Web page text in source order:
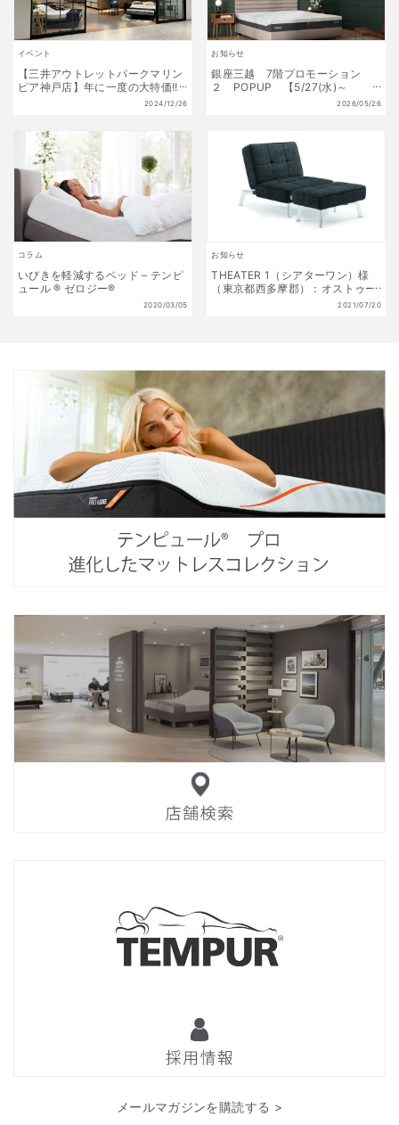
イベント
【三井アウトレットパークマリン
ピア神戸店】年に一度の大特価!!
初夢福袋 販売開始!! 1月1日(水)
2024/12/26
お知らせ
銀座三越 7階プロモーション
２ POPUP 【5/27(水)～
2026/05/26
コラム
いびきを軽減するベッド – テンピ
ュール ® ゼロジー®
2020/03/05
お知らせ
THEATER 1（シアターワン）様
（東京都西多摩郡）：オストゥー
2021/07/20
メールマガジンを購読する >